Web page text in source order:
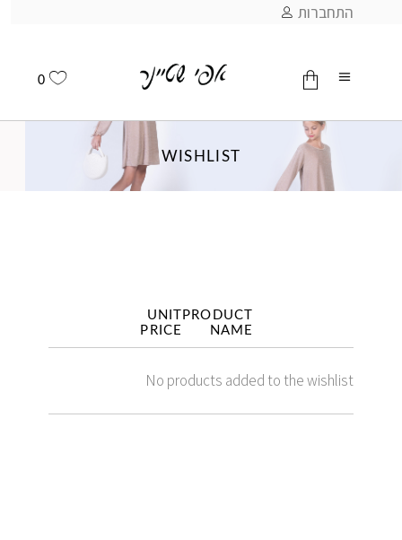
התחברות
0
אין מוצרים בסלWISHLIST
PRODUCT
NAME
UNIT
PRICE
No products added to the wishlist